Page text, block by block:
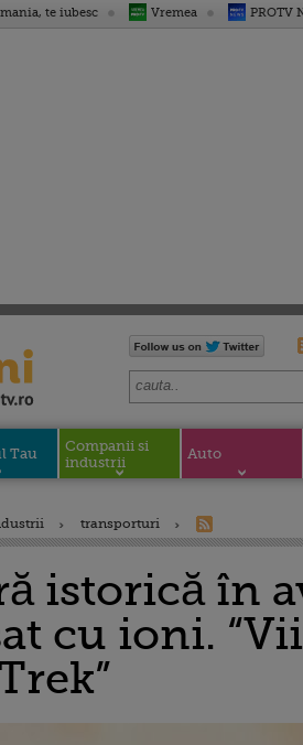
te iubesc Vremea PROTV
Tau
Companii si
industrii
Auto
transporturi
istorică în
cu ioni.